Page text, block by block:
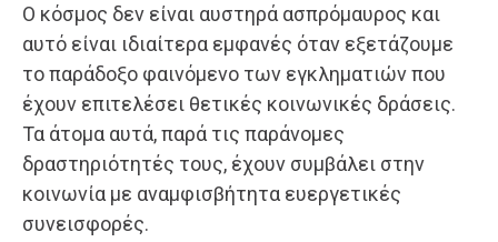
Ο κόσμος δεν είναι αυστηρά ασπρόμαυρος και
αυτό είναι ιδιαίτερα εμφανές όταν εξετάζουμε
το παράδοξο φαινόμενο των εγκληματιών που
έχουν επιτελέσει θετικές κοινωνικές δράσεις.
Τα άτομα αυτά, παρά τις παράνομες
δραστηριότητές τους, έχουν συμβάλει στην
κοινωνία με αναμφισβήτητα ευεργετικές
συνεισφορές.